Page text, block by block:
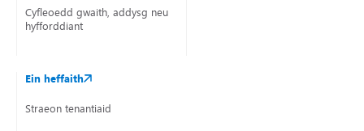
Cyfleoedd gwaith, addysg neu
hyfforddiant
Ein heffaith
Straeon tenantiaid